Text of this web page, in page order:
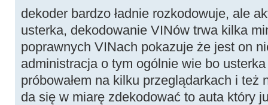
dekoder bardzo ładnie rozkodowuje, ale
usterka, dekodowanie VINów trwa kilka
poprawnych VINach pokazuje że jest on
administracja o tym ogólnie wie bo
próbowałem na kilku przeglądarkach i też
da się w miarę zdekodować to auta który